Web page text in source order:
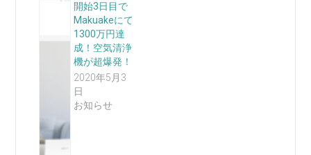
開始3日目で
Makuakeにて
1300万円達
成！空気清浄
機が超爆発！
2020年5月3
日
お知らせ